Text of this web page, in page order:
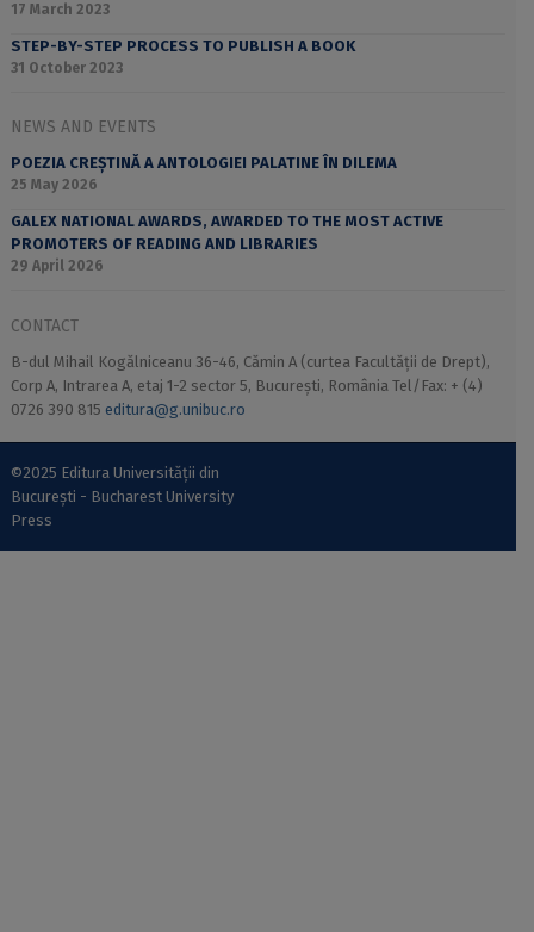
17 March 2023
STEP-BY-STEP PROCESS TO PUBLISH A BOOK
31 October 2023
NEWS AND EVENTS
POEZIA CREȘTINĂ A ANTOLOGIEI PALATINE ÎN DILEMA
25 May 2026
GALEX NATIONAL AWARDS, AWARDED TO THE MOST ACTIVE
PROMOTERS OF READING AND LIBRARIES
29 April 2026
CONTACT
B-dul Mihail Kogălniceanu 36-46, Cămin A (curtea Facultății de Drept),
Corp A, Intrarea A, etaj 1-2 sector 5, București, România Tel/Fax: + (4)
0726 390 815 editura@g.unibuc.ro
©2025 Editura Universității din
București - Bucharest University
Press